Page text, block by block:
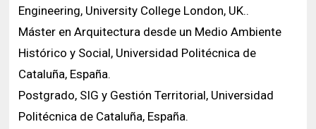
Engineering, University College London, UK..
Máster en Arquitectura desde un Medio Ambiente
Histórico y Social, Universidad Politécnica de
Cataluña, España.
Postgrado, SIG y Gestión Territorial, Universidad
Politécnica de Cataluña, España.